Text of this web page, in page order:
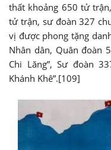
thất khoảng 650 tử
tử trận, sư đoàn 327
vị được phong tặng
Nhân dân, Quân đoàn
Chi Lăng”, Sư đoàn
Khánh Khê”.[109]